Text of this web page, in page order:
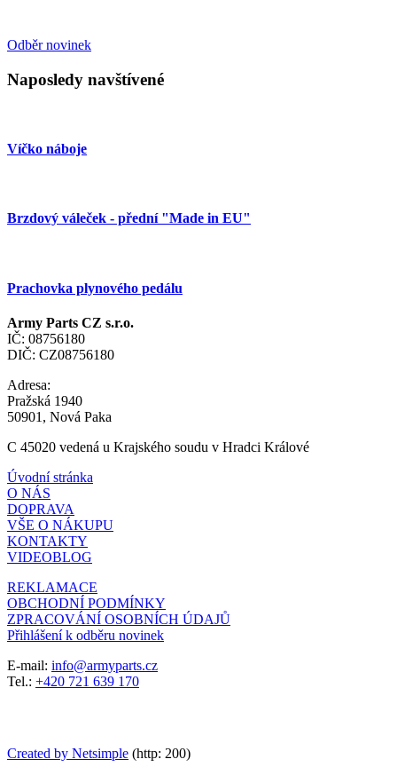
Odběr novinek
Naposledy navštívené
Víčko náboje
Brzdový váleček - přední "Made in EU"
Prachovka plynového pedálu
Army Parts CZ s.r.o.
IČ: 08756180
DIČ: CZ08756180
Adresa:
Pražská 1940
50901, Nová Paka
C 45020 vedená u Krajského soudu v Hradci Králové
Úvodní stránka
O NÁS
DOPRAVA
VŠE O NÁKUPU
KONTAKTY
VIDEOBLOG
REKLAMACE
OBCHODNÍ PODMÍNKY
ZPRACOVÁNÍ OSOBNÍCH ÚDAJŮ
Přihlášení k odběru novinek
E-mail: info@armyparts.cz
Tel.: +420 721 639 170
Created by Netsimple (http: 200)